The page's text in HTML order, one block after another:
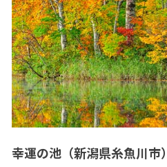
幸運の池（新潟県糸魚川市）